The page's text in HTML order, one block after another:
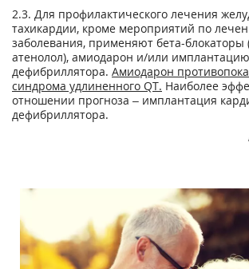
2.3. Для профилактического лечения
тахикардии, кроме мероприятий по
заболевания, применяют бета-блокаторы
атенолол), амиодарон и/или
дефибриллятора. Амиодарон
синдрома удлиненного QT. Наиболее
отношении прогноза – имплантация
дефибриллятора.